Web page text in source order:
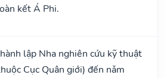
kết Á Phi.
lập Nha nghiên cứu kỹ thuật
Cục Quân giới) đến nǎm